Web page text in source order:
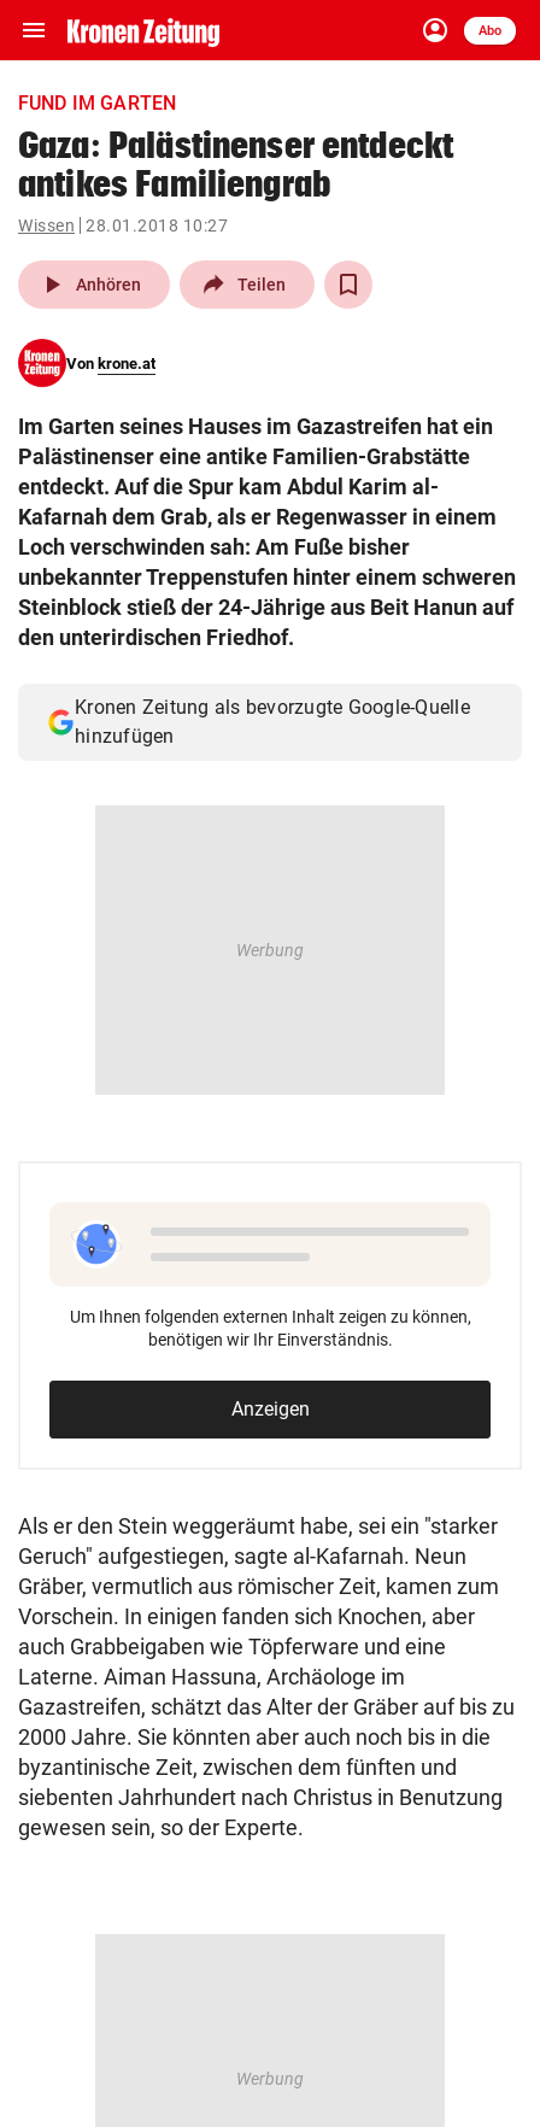
menu Navigation
ein-/ausklappen
account_circle
Anmelden
Abo
close Schließen
account_circle Anmelden
pin_drop
Wien arrow_right
search
eingeben
Muthgasse 2, 1190 Wien
FUND IM GARTEN
Gaza: Palästinenser entdeckt
antikes Familiengrab
Wissen 28.01.2018 10:27
play_arrow Anhören Teilen
Von krone.at
Im Garten seines Hauses im Gazastreifen hat ein
Palästinenser eine antike Familien-Grabstätte
entdeckt. Auf die Spur kam Abdul Karim al-
Kafarnah dem Grab, als er Regenwasser in einem
Loch verschwinden sah: Am Fuße bisher
unbekannter Treppenstufen hinter einem schweren
Steinblock stieß der 24-Jährige aus Beit Hanun auf
den unterirdischen Friedhof.
Kronen Zeitung als bevorzugte Google-Quelle
hinzufügen
Um Ihnen folgenden externen Inhalt zeigen zu können,
benötigen wir Ihr Einverständnis.
Anzeigen
Als er den Stein weggeräumt habe, sei ein "starker
Geruch" aufgestiegen, sagte al-Kafarnah. Neun
Gräber, vermutlich aus römischer Zeit, kamen zum
Vorschein. In einigen fanden sich Knochen, aber
auch Grabbeigaben wie Töpferware und eine
Laterne. Aiman Hassuna, Archäologe im
Gazastreifen, schätzt das Alter der Gräber auf bis zu
2000 Jahre. Sie könnten aber auch noch bis in die
byzantinische Zeit, zwischen dem fünften und
siebenten Jahrhundert nach Christus in Benutzung
gewesen sein, so der Experte.